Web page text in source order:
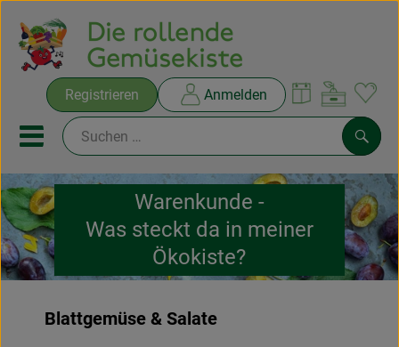
Registrieren Anmelden
Mobiles Menu öffnen oder
Ökokisten
Rezepte
Warenkunde -
Was steckt da in meiner
Ökokiste?
Blattgemüse & Salate